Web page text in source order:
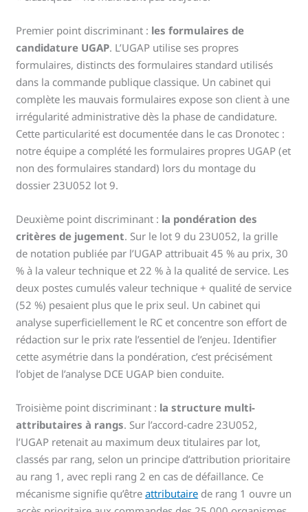
Premier point discriminant : les formulaires de
candidature UGAP. L’UGAP utilise ses propres
formulaires, distincts des formulaires standard utilisés
dans la commande publique classique. Un cabinet qui
complète les mauvais formulaires expose son client à une
irrégularité administrative dès la phase de candidature.
Cette particularité est documentée dans le cas Dronotec :
notre équipe a complété les formulaires propres UGAP (et
non des formulaires standard) lors du montage du
dossier 23U052 lot 9.
Deuxième point discriminant : la pondération des
critères de jugement. Sur le lot 9 du 23U052, la grille
de notation publiée par l’UGAP attribuait 45 % au prix, 30
% à la valeur technique et 22 % à la qualité de service. Les
deux postes cumulés valeur technique + qualité de service
(52 %) pesaient plus que le prix seul. Un cabinet qui
analyse superficiellement le RC et concentre son effort de
rédaction sur le prix rate l’essentiel de l’enjeu. Identifier
cette asymétrie dans la pondération, c’est précisément
l’objet de l’analyse DCE UGAP bien conduite.
Troisième point discriminant : la structure multi-
attributaires à rangs. Sur l’accord-cadre 23U052,
l’UGAP retenait au maximum deux titulaires par lot,
classés par rang, selon un principe d’attribution prioritaire
au rang 1, avec repli rang 2 en cas de défaillance. Ce
mécanisme signifie qu’êtreattributaire de rang 1 ouvre un